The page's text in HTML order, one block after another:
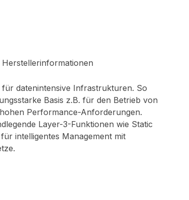
Herstellerinformationen
datenintensive Infrastrukturen. So
Basis z.B. für den Betrieb von
Performance-Anforderungen.
Layer-3-Funktionen wie Static
intelligentes Management mit